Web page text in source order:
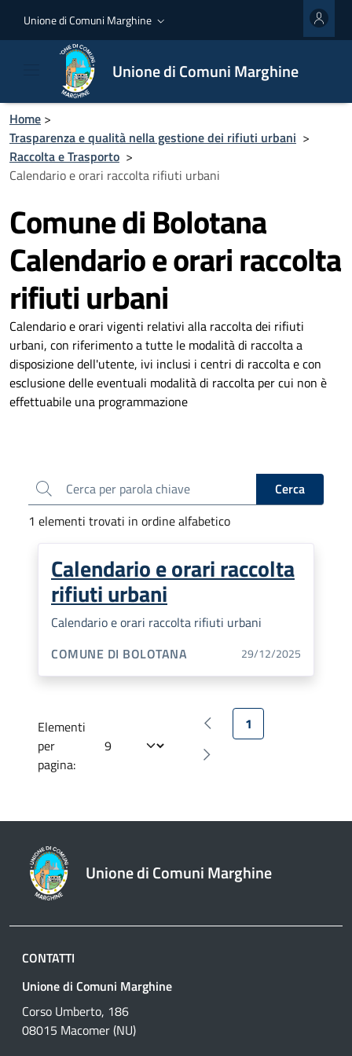
Unione di Comuni Marghine
Unione di Comuni Marghine
Home >
Trasparenza e qualità nella gestione dei rifiuti urbani >
Raccolta e Trasporto >
Calendario e orari raccolta rifiuti urbani
Comune di Bolotana
Calendario e orari raccolta
rifiuti urbani
Calendario e orari vigenti relativi alla raccolta dei rifiuti
urbani, con riferimento a tutte le modalità di raccolta a
disposizione dell'utente, ivi inclusi i centri di raccolta e con
esclusione delle eventuali modalità di raccolta per cui non è
effettuabile una programmazione
Cerca
Cerca
1 elementi trovati in ordine alfabetico
Calendario e orari raccolta
rifiuti urbani
Calendario e orari raccolta rifiuti urbani
GESTIONE:
COMUNE DI BOLOTANA 29/12/2025
Elementi
per
pagina:
Pagina precedente
1
Pagina successiva
Unione di Comuni Marghine
CONTATTI
Unione di Comuni Marghine
Corso Umberto, 186
08015 Macomer (NU)